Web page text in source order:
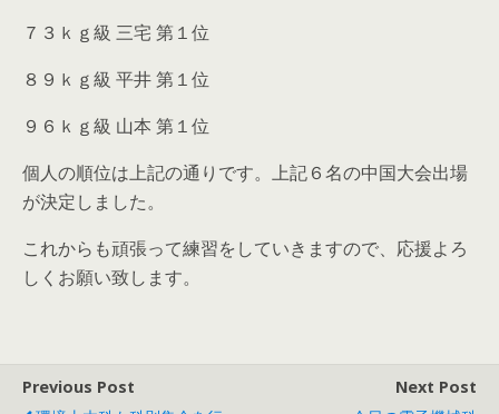
７３ｋｇ級 三宅 第１位
８９ｋｇ級 平井 第１位
９６ｋｇ級 山本 第１位
個人の順位は上記の通りです。上記６名の中国大会出場
が決定しました。
これからも頑張って練習をしていきますので、応援よろ
しくお願い致します。
Previous Post
Next Post